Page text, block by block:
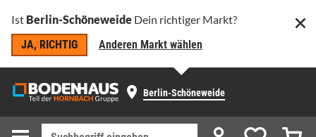
Ist Berlin-Schöneweide Dein richtiger Markt?
JA, RICHTIG
Anderen Markt wählen
Berlin-Schöneweide